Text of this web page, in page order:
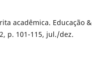
acadêmica. Educação &
p. 101-115, jul./dez.